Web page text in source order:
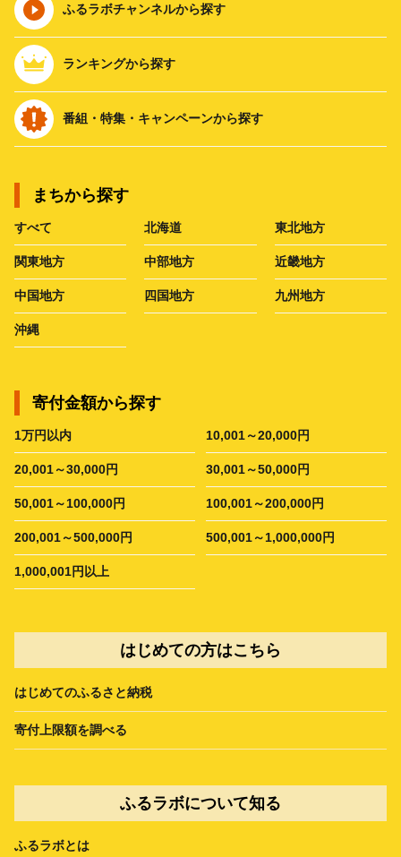
ふるラボチャンネルから探す
ランキングから探す
番組・特集・キャンペーンから探す
まちから探す
すべて 北海道 東北地方
関東地方 中部地方 近畿地方
中国地方 四国地方 九州地方
沖縄
寄付金額から探す
1万円以内 10,001～20,000円
20,001～30,000円 30,001～50,000円
50,001～100,000円 100,001～200,000円
200,001～500,000円 500,001～1,000,000円
1,000,001円以上
はじめての方はこちら
はじめてのふるさと納税
寄付上限額を調べる
ふるラボについて知る
ふるラボとは